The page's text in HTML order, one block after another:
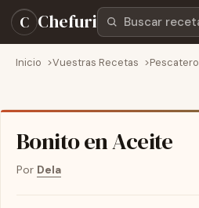
C ChefuriBuscar recetas
Inicio Vuestras Recetas Pescatero
Bonito en Aceite
Por Dela